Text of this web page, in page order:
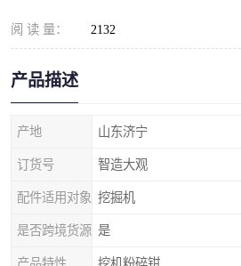
阅 读 量： 2132
产品描述
产地 山东济宁
订货号 智造大观
配件适用对象 挖掘机
是否跨境货源 是